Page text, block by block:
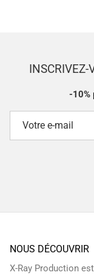
INSCRIVEZ-
-10%
NOUS DÉCOUVRIR
X-Ray Production